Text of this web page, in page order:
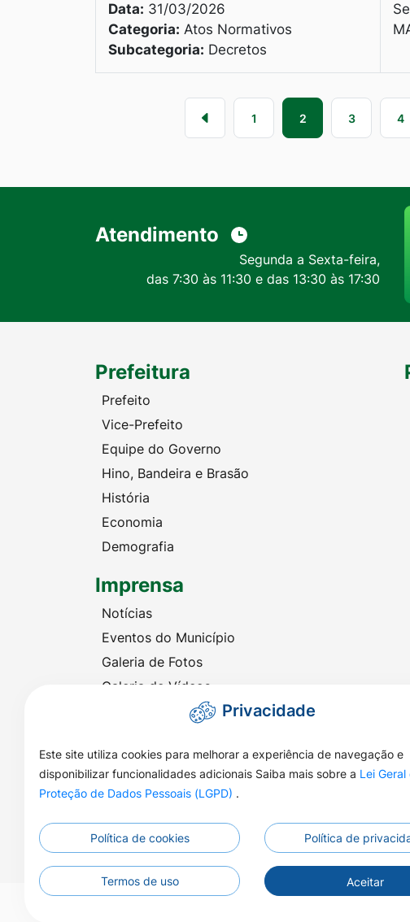
Data: 31/03/2026
Categoria: Atos Normativos
Subcategoria: Decretos
1 2 3 4
Atendimento
Segunda a Sexta-feira,
das 7:30 às 11:30 e das 13:30 às 17:30
Prefeitura
Prefeito
Vice-Prefeito
Equipe do Governo
Hino, Bandeira e Brasão
História
Economia
Demografia
Imprensa
Notícias
Eventos do Município
Galeria de Fotos
Galeria de Vídeos
Audiência Eletrônica
©2026 - Prefeitura Municipal de Nova Nazaré -
Privacidade
Este site utiliza cookies para melhorar a experiência de navegação e
disponibilizar funcionalidades adicionais Saiba mais sobre a Lei Geral
Proteção de Dados Pessoais (LGPD) .
Política de cookies Política de
Termos de uso Aceitar